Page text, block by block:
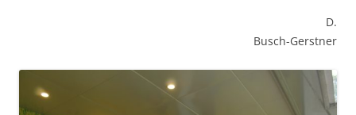
D.
Busch-Gerstner